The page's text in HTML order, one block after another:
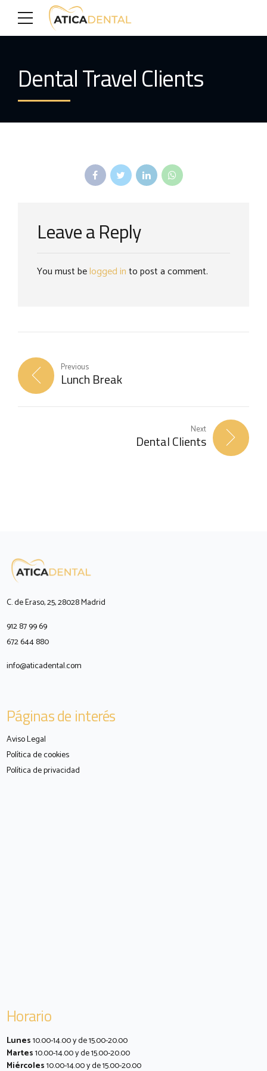
Dental Travel Clients
Leave a Reply
You must belogged into post a comment.
Previous
Lunch Break
Next
Dental Clients
C. de Eraso, 25, 28028 Madrid
912 87 99 69
672 644 880
info@aticadental.com
Páginas de interés
Aviso Legal
Política de cookies
Política de privacidad
Horario
Lunes10.00-14.00 y de 15.00-20.00
Martes10.00-14.00 y de 15.00-20.00
Miércoles10.00-14.00 y de 15.00-20.00